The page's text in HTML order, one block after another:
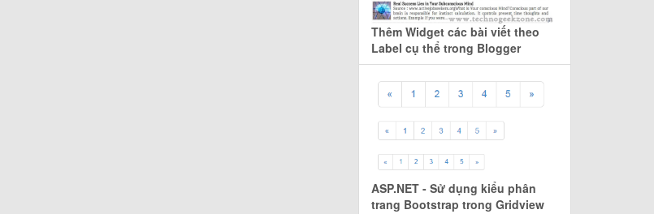
Thêm Widget các bài viết theo
Label cụ thể trong Blogger
ASP.NET - Sử dụng kiểu phân
trang Bootstrap trong Gridview